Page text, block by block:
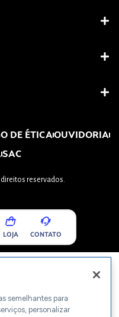
DE ÉTICAOUVIDORIA
SAC
reservados.
LOJA CONTATO
semelhantes para
personalizar